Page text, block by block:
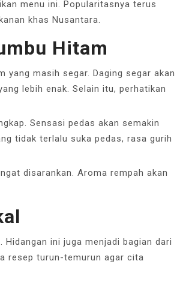
menu ini. Popularitasnya terus
khas Nusantara.
Hitam
yang masih segar. Daging segar akan
lebih enak. Selain itu, perhatikan
Sensasi pedas akan semakin
tidak terlalu suka pedas, rasa gurih
disarankan. Aroma rempah akan
ini juga menjadi bagian dari
resep turun-temurun agar cita